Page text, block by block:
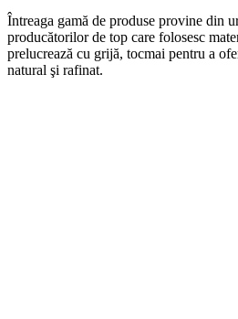
Întreaga gamă de produse provine din
producătorilor de top care folosesc
prelucrează cu grijă, tocmai pentru a
natural şi rafinat.